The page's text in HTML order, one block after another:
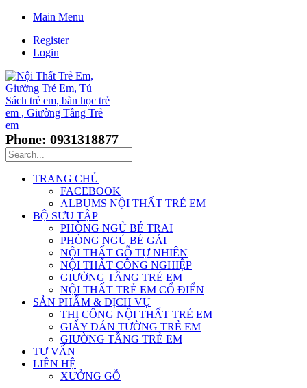
Main Menu
Register
Login
Phone: 0931318877
TRANG CHỦ
FACEBOOK
ALBUMS NỘI THẤT TRẺ EM
BỘ SƯU TẬP
PHÒNG NGỦ BÉ TRAI
PHÒNG NGỦ BÉ GÁI
NỘI THẤT GỖ TỰ NHIÊN
NỘI THẤT CÔNG NGHIỆP
GIƯỜNG TẦNG TRẺ EM
NỘI THẤT TRẺ EM CỔ ĐIỂN
SẢN PHẨM & DỊCH VỤ
THI CÔNG NỘI THẤT TRẺ EM
GIẤY DÁN TƯỜNG TRẺ EM
GIƯỜNG TẦNG TRẺ EM
TƯ VẤN
LIÊN HỆ
XƯỞNG GỖ